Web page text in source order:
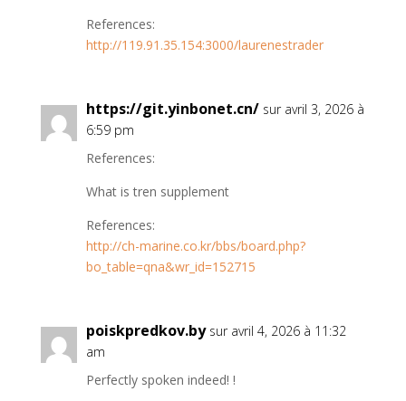
References:
http://119.91.35.154:3000/laurenestrader
https://git.yinbonet.cn/ sur avril 3, 2026 à
6:59 pm
References:
What is tren supplement
References:
http://ch-marine.co.kr/bbs/board.php?
bo_table=qna&wr_id=152715
poiskpredkov.by sur avril 4, 2026 à 11:32
am
Perfectly spoken indeed! !